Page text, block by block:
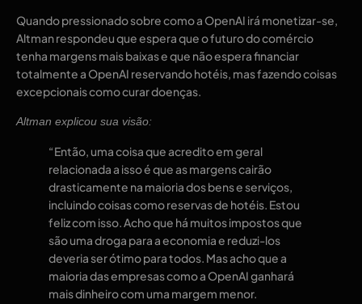
Quando pressionado sobre como a OpenAI irá monetizar-se,
Altman respondeu que espera que o futuro do comércio
tenha margens mais baixas e que não espera financiar
totalmente a OpenAI reservando hotéis, mas fazendo coisas
excepcionais como curar doenças.
Altman explicou sua visão:
“Então, uma coisa que acredito em geral
relacionada a isso é que as margens cairão
drasticamente na maioria dos bens e serviços,
incluindo coisas como reservas de hotéis. Estou
feliz com isso. Acho que há muitos impostos que
são uma droga para a economia e reduzi-los
deveria ser ótimo para todos. Mas acho que a
maioria das empresas como a OpenAI ganhará
mais dinheiro com uma margem menor.